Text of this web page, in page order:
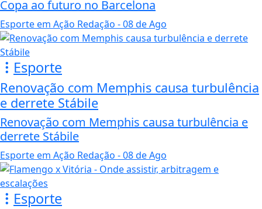
Copa ao futuro no Barcelona
Esporte em Ação Redação - 08 de Ago
Esporte
Renovação com Memphis causa turbulência
e derrete Stábile
Renovação com Memphis causa turbulência e
derrete Stábile
Esporte em Ação Redação - 08 de Ago
Esporte